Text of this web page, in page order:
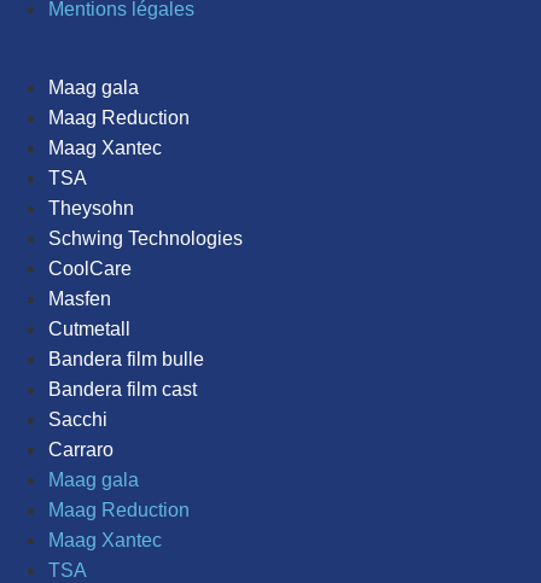
Mentions légales
Maag gala
Maag Reduction
Maag Xantec
TSA
Theysohn
Schwing Technologies
CoolCare
Masfen
Cutmetall
Bandera film bulle
Bandera film cast
Sacchi
Carraro
Maag gala
Maag Reduction
Maag Xantec
TSA